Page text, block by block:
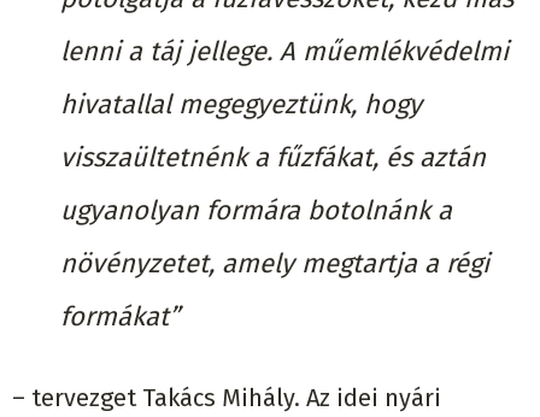
lenni a táj jellege. A műemlékvédelmi
hivatallal megegyeztünk, hogy
visszaültetnénk a fűzfákat, és aztán
ugyanolyan formára botolnánk a
növényzetet, amely megtartja a régi
formákat”
– tervezget Takács Mihály. Az idei nyári